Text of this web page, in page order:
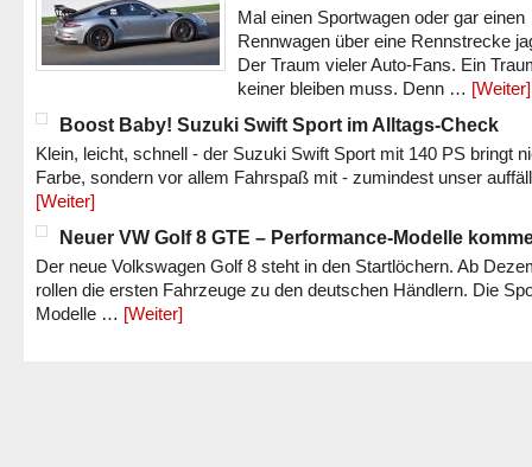
Mal einen Sportwagen oder gar einen
Rennwagen über eine Rennstrecke
Der Traum vieler Auto-Fans. Ein
keiner bleiben muss. Denn … [Weiter]
Boost Baby! Suzuki Swift Sport im Alltags-Check
Klein, leicht, schnell - der Suzuki Swift Sport mit 140 PS bringt
Farbe, sondern vor allem Fahrspaß mit - zumindest unser
[Weiter]
Neuer VW Golf 8 GTE – Performance-Modelle
Der neue Volkswagen Golf 8 steht in den Startlöchern. Ab
rollen die ersten Fahrzeuge zu den deutschen Händlern. Die
Modelle … [Weiter]